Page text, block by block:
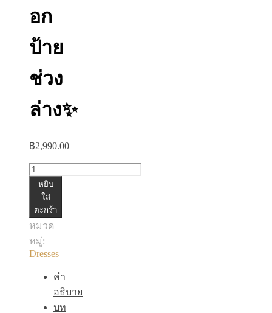
อก
ป้าย
ช่วง
ล่าง✨
฿2,990.00
จำนวน
✨เด
รูด
ช่วง
อก
ป้าย
ช่วง
หยิบ
ใส่
ตะกร้า
หมวด
หมู่:
Dresses
คำ
อธิบาย
บท